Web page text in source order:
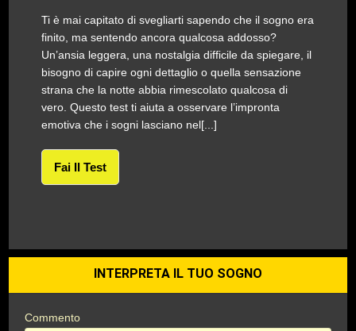
Ti è mai capitato di svegliarti sapendo che il sogno era
finito, ma sentendo ancora qualcosa addosso?
Un’ansia leggera, una nostalgia difficile da spiegare, il
bisogno di capire ogni dettaglio o quella sensazione
strana che la notte abbia rimescolato qualcosa di
vero. Questo test ti aiuta a osservare l’impronta
emotiva che i sogni lasciano nel[...]
Fai Il Test
INTERPRETA IL TUO SOGNO
Commento